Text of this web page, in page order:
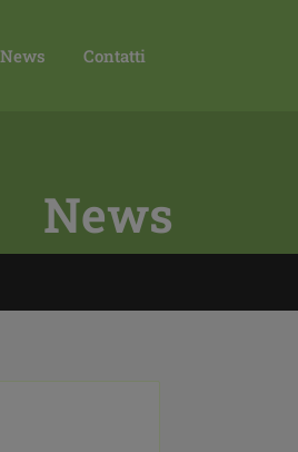
News Contatti
News